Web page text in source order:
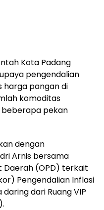
Kota Padang
pengendalian
harga pangan di
komoditas
pekan
dengan
Arnis bersama
Daerah (OPD) terkait
Pengendalian Inflasi
dari Ruang VIP